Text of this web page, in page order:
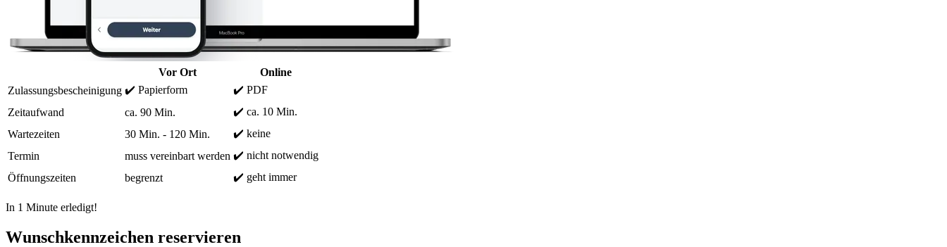
Vor Ort
Online
Zulassungsbescheinigung ✔️ Papierform
✔️ PDF
Zeitaufwand
ca. 90 Min.
✔️ ca. 10 Min.
Wartezeiten
30 Min. - 120 Min.
✔️ keine
Termin
muss vereinbart werden ✔️ nicht notwendig
Öffnungszeiten
begrenzt ✔️ geht immer
In 1 Minute erledigt!
Wunschkennzeichen reservieren